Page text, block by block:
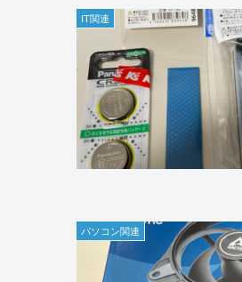
IT関連
パソコン関連